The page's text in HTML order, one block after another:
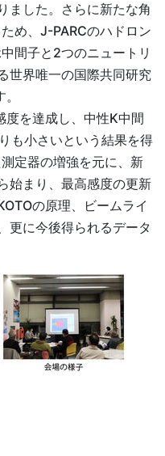
ました。さらに新たな角
め、J-PARCのハドロン
間子と2つのニュートリ
世界唯一の国際共同研究
を達成し、中性K中間
も小さいという結果を得
定器の増強を元に、新
始まり、最高感度の更新
の原理、ビームライ
更に今後得られるデータ